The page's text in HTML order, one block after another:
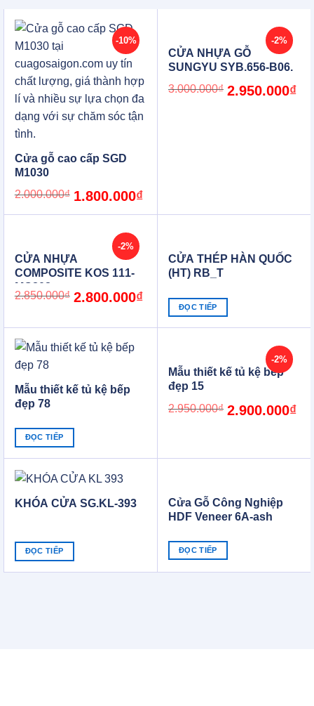
-10%
Cửa gỗ cao cấp SGD
M1030
2.000.000₫ Original
price
1.800.000₫Current
price
-2%
CỬA NHỰA GỖ
SUNGYU SYB.656-B06.
3.000.000₫ Original
price
2.950.000₫
-2%
CỬA NHỰA
COMPOSITE KOS 111-
2.850.000₫ Original
price
2.800.000₫Current
price
CỬA THÉP HÀN QUỐC
(HT) RB_T
ĐỌC TIẾP
Mẫu thiết kế tủ kệ bếp
đẹp 78
ĐỌC TIẾP
-2%
Mẫu thiết kế tủ kệ bếp
đẹp 15
2.950.000₫ Original
price
2.900.000₫
KHÓA CỬA SG.KL-393
ĐỌC TIẾP
Cửa Gỗ Công Nghiệp
HDF Veneer 6A-ash
ĐỌC TIẾP